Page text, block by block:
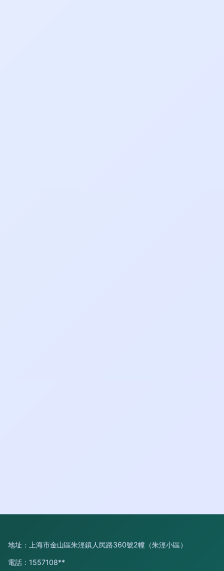
地址：上海市金山區朱涇鎮人民路360號2幢（朱涇小區）
電話：1557108**